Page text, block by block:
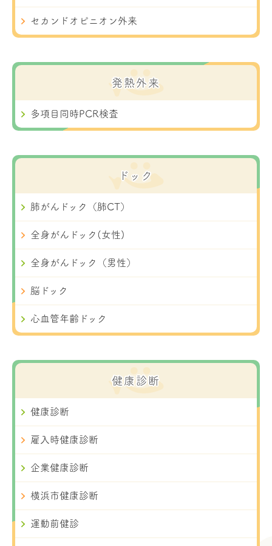
セカンドオピニオン外来
発熱外来
多項目同時PCR検査
ドック
肺がんドック（肺CT）
全身がんドック(女性)
全身がんドック（男性）
脳ドック
心血管年齢ドック
健康診断
健康診断
雇入時健康診断
企業健康診断
横浜市健康診断
運動前健診